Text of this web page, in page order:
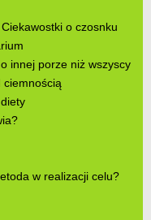
o czosnku
innej porze niż wszyscy
ciemnością
w realizacji celu?